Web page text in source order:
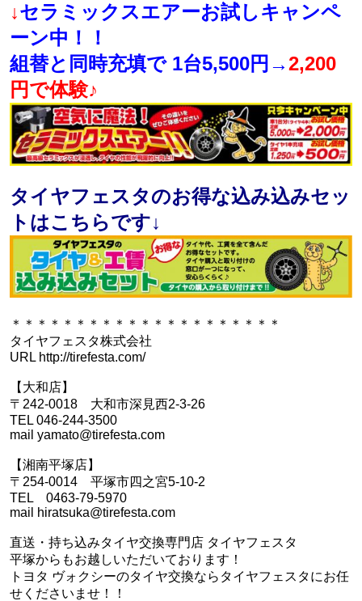
↓セラミックスエアーお試しキャンペ
ーン中！！
組替と同時充填で 1台5,500円→2,200
円で体験♪
タイヤフェスタのお得な込み込みセッ
トはこちらです↓
＊＊＊＊＊＊＊＊＊＊＊＊＊＊＊＊＊＊＊＊＊
タイヤフェスタ株式会社
URL http://tirefesta.com/
【大和店】
〒242-0018 大和市深見西2-3-26
TEL 046-244-3500
mail yamato@tirefesta.com
【湘南平塚店】
〒254-0014 平塚市四之宮5-10-2
TEL 0463-79-5970
mail hiratsuka@tirefesta.com
直送・持ち込みタイヤ交換専門店 タイヤフェスタ
平塚からもお越しいただいております！
トヨタ ヴォクシーのタイヤ交換ならタイヤフェスタにお任
せくださいませ！！